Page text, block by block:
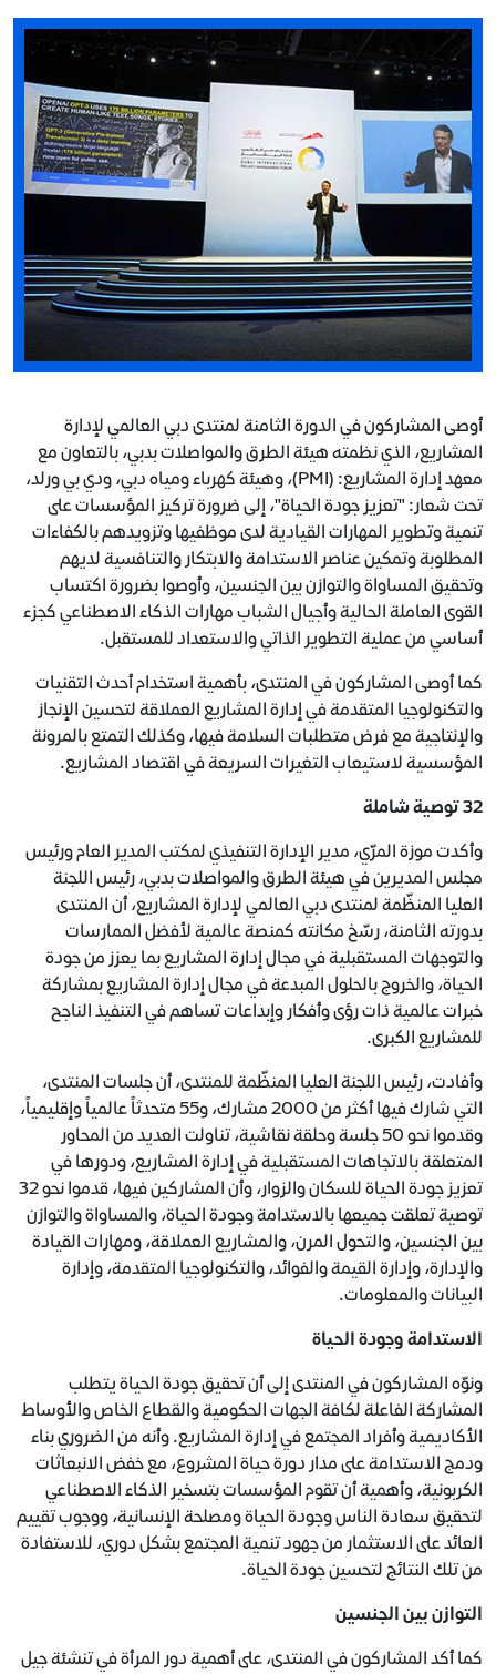
أوصى المشاركون في الدورة الثامنة لمنتدى دبي العالمي لإدارة
المشاريع، الذي نظمته هيئة الطرق والمواصلات بدبي، بالتعاون مع
معهد إدارة المشاريع: (PMI)، وهيئة كهرباء ومياه دبي، ودي بي ورلد،
تحت شعار: "تعزيز جودة الحياة"، إلى ضرورة تركيز المؤسسات على
تنمية وتطوير المهارات القيادية لدى موظفيها وتزويدهم بالكفاءات
المطلوبة وتمكين عناصر الاستدامة والابتكار والتنافسية لديهم
وتحقيق المساواة والتوازن بين الجنسين، وأوصوا بضرورة اكتساب
القوى العاملة الحالية وأجيال الشباب مهارات الذكاء الاصطناعي كجزء
أساسي من عملية التطوير الذاتي والاستعداد للمستقبل.
كما أوصى المشاركون في المنتدى، بأهمية استخدام أحدث التقنيات
والتكنولوجيا المتقدمة في إدارة المشاريع العملاقة لتحسين الإنجاز
والإنتاجية مع فرض متطلبات السلامة فيها، وكذلك التمتع بالمرونة
المؤسسية لاستيعاب التغيرات السريعة في اقتصاد المشاريع.
32 توصية شاملة
وأكدت موزة المرّي، مدير الإدارة التنفيذي لمكتب المدير العام ورئيس
مجلس المديرين في هيئة الطرق والمواصلات بدبي، رئيس اللجنة
العليا المنظّمة لمنتدى دبي العالمي لإدارة المشاريع، أن المنتدى
بدورته الثامنة، رسّخ مكانته كمنصة عالمية لأفضل الممارسات
والتوجهات المستقبلية في مجال إدارة المشاريع بما يعزز من جودة
الحياة، والخروج بالحلول المبدعة في مجال إدارة المشاريع بمشاركة
خبرات عالمية ذات رؤى وأفكار وإبداعات تساهم في التنفيذ الناجح
للمشاريع الكبرى.
وأفادت، رئيس اللجنة العليا المنظّمة للمنتدى، أن جلسات المنتدى،
التي شارك فيها أكثر من 2000 مشارك، و55 متحدثاً عالمياً وإقليمياً،
وقدموا نحو 50 جلسة وحلقة نقاشية، تناولت العديد من المحاور
المتعلقة بالاتجاهات المستقبلية في إدارة المشاريع، ودورها في
تعزيز جودة الحياة للسكان والزوار، وأن المشاركين فيها، قدموا نحو 32
توصية تعلقت جميعها بالاستدامة وجودة الحياة، والمساواة والتوازن
بين الجنسين، والتحول المرن، والمشاريع العملاقة، ومهارات القيادة
والإدارة، وإدارة القيمة والفوائد، والتكنولوجيا المتقدمة، وإدارة
البيانات والمعلومات.
الاستدامة وجودة الحياة
ونوّه المشاركون في المنتدى إلى أن تحقيق جودة الحياة يتطلب
المشاركة الفاعلة لكافة الجهات الحكومية والقطاع الخاص والأوساط
الأكاديمية وأفراد المجتمع في إدارة المشاريع. وأنه من الضروري بناء
ودمج الاستدامة على مدار دورة حياة المشروع، مع خفض الانبعاثات
الكربونية، وأهمية أن تقوم المؤسسات بتسخير الذكاء الاصطناعي
لتحقيق سعادة الناس وجودة الحياة ومصلحة الإنسانية، ووجوب تقييم
العائد على الاستثمار من جهود تنمية المجتمع بشكل دوري، للاستفادة
من تلك النتائج لتحسين جودة الحياة.
التوازن بين الجنسين
كما أكد المشاركون في المنتدى، على أهمية دور المرأة في تنشئة جيل